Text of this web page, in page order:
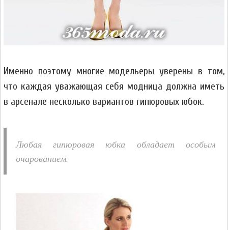
Именно поэтому многие модельеры уверены в том,
что каждая уважающая себя модница должна иметь
в арсенале несколько вариантов гипюровых юбок.
Любая гипюровая юбка обладает особым
очарованием.